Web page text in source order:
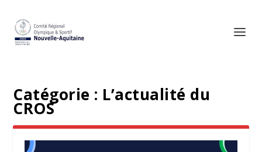
Catégorie : L’actualité du
CROS